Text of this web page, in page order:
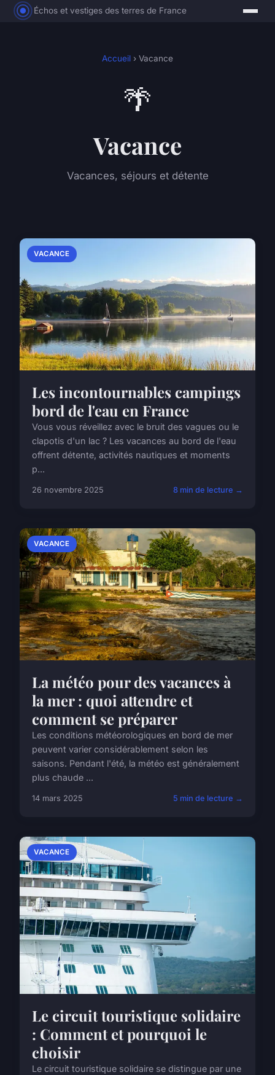
Échos et vestiges des terres de France
Accueil › Vacance
🌴
Vacance
Vacances, séjours et détente
VACANCE
Les incontournables campings
bord de l'eau en France
Vous vous réveillez avec le bruit des vagues ou le
clapotis d'un lac ? Les vacances au bord de l'eau
offrent détente, activités nautiques et moments
p...
26 novembre 2025 8 min de lecture →
VACANCE
La météo pour des vacances à
la mer : quoi attendre et
comment se préparer
Les conditions météorologiques en bord de mer
peuvent varier considérablement selon les
saisons. Pendant l'été, la météo est généralement
plus chaude ...
14 mars 2025 5 min de lecture →
VACANCE
Le circuit touristique solidaire
: Comment et pourquoi le
choisir
Le circuit touristique solidaire se distingue par une